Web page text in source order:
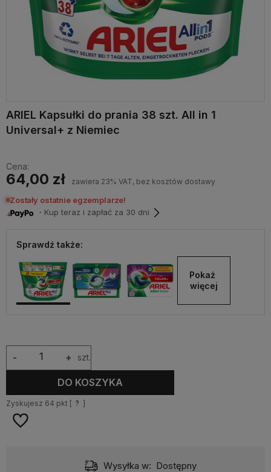
ARIEL Kapsułki do prania 38 szt. All in 1
Universal+ z Niemiec
Cena:
64,00 zł zawiera 23% VAT, bez kosztów dostawy
Zostały ostatnie egzemplarze!
・Kup teraz i zapłać za 30 dni
Sprawdź także:
Pokaż
więcej
+
- szt.
DO KOSZYKA
Zyskujesz 64 pkt [ ? ]
Wysyłka w: Dostępny